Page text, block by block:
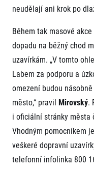
neudělají ani krok po
Během tak masové
dopadu na běžný chod
uzavírkám. „V tomto
Labem za podporu a
omezení budou
město,“ pravil Mirovský.
i oficiální stránky města
Vhodným pomocníkem
veškeré dopravní
telefonní infolinka 800